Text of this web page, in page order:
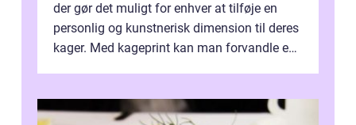
der gør det muligt for enhver at tilføje en
personlig og kunstnerisk dimension til deres
kager. Med kageprint kan man forvandle en